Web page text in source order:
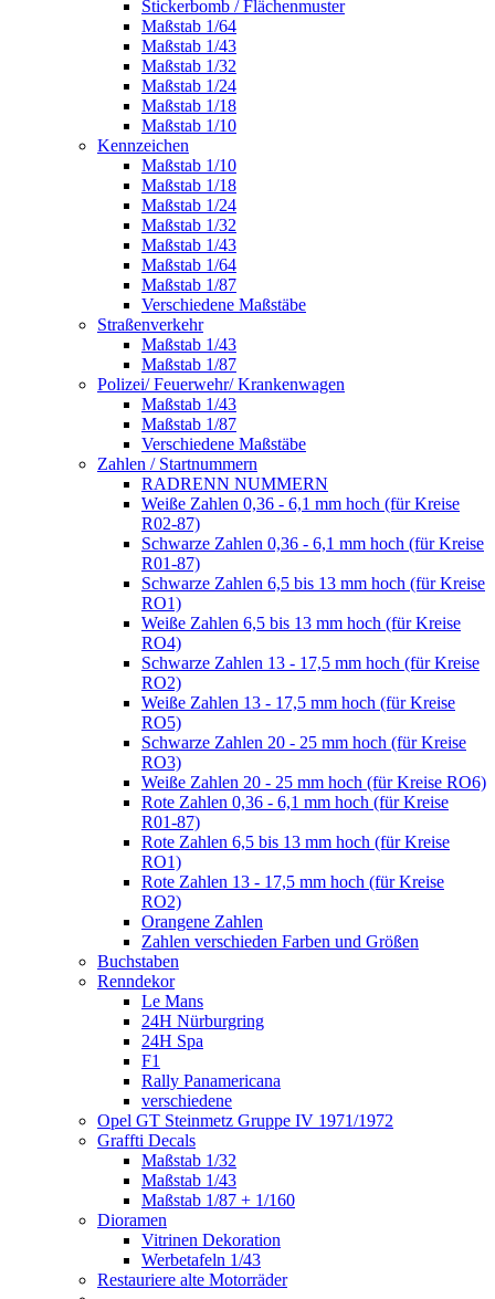
Stickerbomb / Flächenmuster
Maßstab 1/64
Maßstab 1/43
Maßstab 1/32
Maßstab 1/24
Maßstab 1/18
Maßstab 1/10
Kennzeichen
Maßstab 1/10
Maßstab 1/18
Maßstab 1/24
Maßstab 1/32
Maßstab 1/43
Maßstab 1/64
Maßstab 1/87
Verschiedene Maßstäbe
Straßenverkehr
Maßstab 1/43
Maßstab 1/87
Polizei/ Feuerwehr/ Krankenwagen
Maßstab 1/43
Maßstab 1/87
Verschiedene Maßstäbe
Zahlen / Startnummern
RADRENN NUMMERN
Weiße Zahlen 0,36 - 6,1 mm hoch (für Kreise
R02-87)
Schwarze Zahlen 0,36 - 6,1 mm hoch (für Kreise
R01-87)
Schwarze Zahlen 6,5 bis 13 mm hoch (für Kreise
RO1)
Weiße Zahlen 6,5 bis 13 mm hoch (für Kreise
RO4)
Schwarze Zahlen 13 - 17,5 mm hoch (für Kreise
RO2)
Weiße Zahlen 13 - 17,5 mm hoch (für Kreise
RO5)
Schwarze Zahlen 20 - 25 mm hoch (für Kreise
RO3)
Weiße Zahlen 20 - 25 mm hoch (für Kreise RO6)
Rote Zahlen 0,36 - 6,1 mm hoch (für Kreise
R01-87)
Rote Zahlen 6,5 bis 13 mm hoch (für Kreise
RO1)
Rote Zahlen 13 - 17,5 mm hoch (für Kreise
RO2)
Orangene Zahlen
Zahlen verschieden Farben und Größen
Buchstaben
Renndekor
Le Mans
24H Nürburgring
24H Spa
F1
Rally Panamericana
verschiedene
Opel GT Steinmetz Gruppe IV 1971/1972
Graffti Decals
Maßstab 1/32
Maßstab 1/43
Maßstab 1/87 + 1/160
Dioramen
Vitrinen Dekoration
Werbetafeln 1/43
Restauriere alte Motorräder